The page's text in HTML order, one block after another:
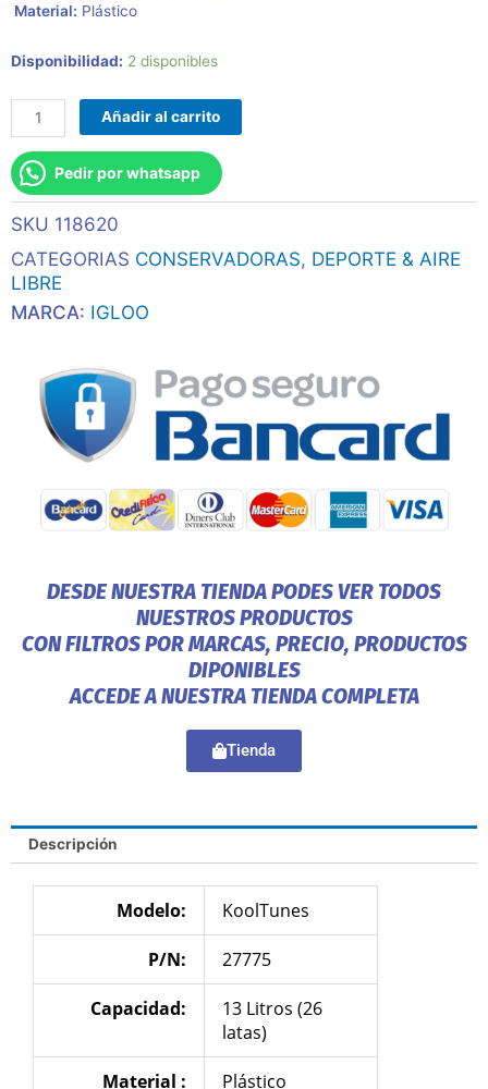
 Material: Plástico
Disponibilidad: 2 disponibles
Conservadora
13l
Kooltunes
Azul
Y
Rojo
27775
Añadir al carrito
Pedir por whatsapp
SKU 118620
CATEGORIAS CONSERVADORAS, DEPORTE & AIRE
LIBRE
MARCA: IGLOO
DESDE NUESTRA TIENDA PODES VER TODOS
NUESTROS PRODUCTOS
CON FILTROS POR MARCAS, PRECIO, PRODUCTOS
DIPONIBLES
ACCEDE A NUESTRA TIENDA COMPLETA
Tienda
Descripción
Modelo: KoolTunes
P/N: 27775
Capacidad:
13 Litros (26
latas)
Material : Plástico